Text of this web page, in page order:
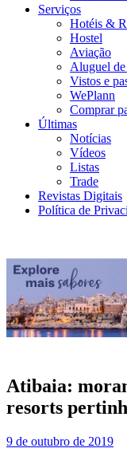
Serviços
Hotéis &
Hostel
Aviação
Aluguel de
Vistos e
WePlann
Comprar
Últimas
Notícias
Vídeos
Listas
Trade
Revistas Digitais
Política de
Atibaia:
resorts
9 de outubro de 2019